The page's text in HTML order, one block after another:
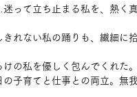
って立ち止まる私を、熱く
れない私の踊りも、繊細に
の私を優しく包んでくれた。
子育てと仕事との両立。無